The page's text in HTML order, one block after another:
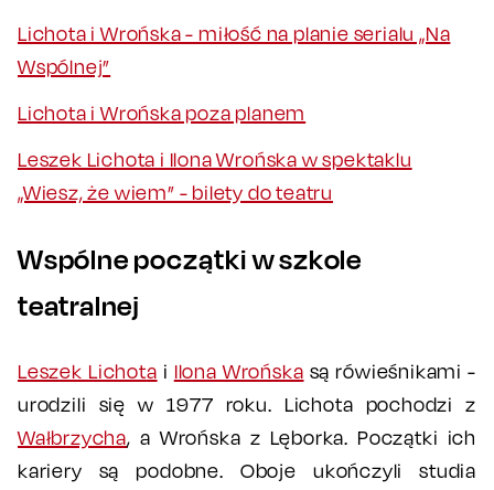
Lichota i Wrońska - miłość na planie serialu „Na
Wspólnej”
Lichota i Wrońska poza planem
Leszek Lichota i Ilona Wrońska w spektaklu
„Wiesz, że wiem” - bilety do teatru
Wspólne początki w szkole
teatralnej
Leszek Lichota i Ilona Wrońska są rówieśnikami -
urodzili się w 1977 roku. Lichota pochodzi z
Wałbrzycha, a Wrońska z Lęborka. Początki ich
kariery są podobne. Oboje ukończyli studia